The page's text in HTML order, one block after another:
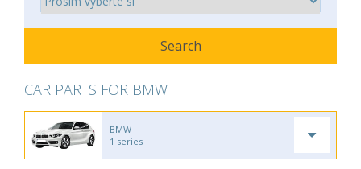
CAR PARTS FOR BMW
BMW
1 series